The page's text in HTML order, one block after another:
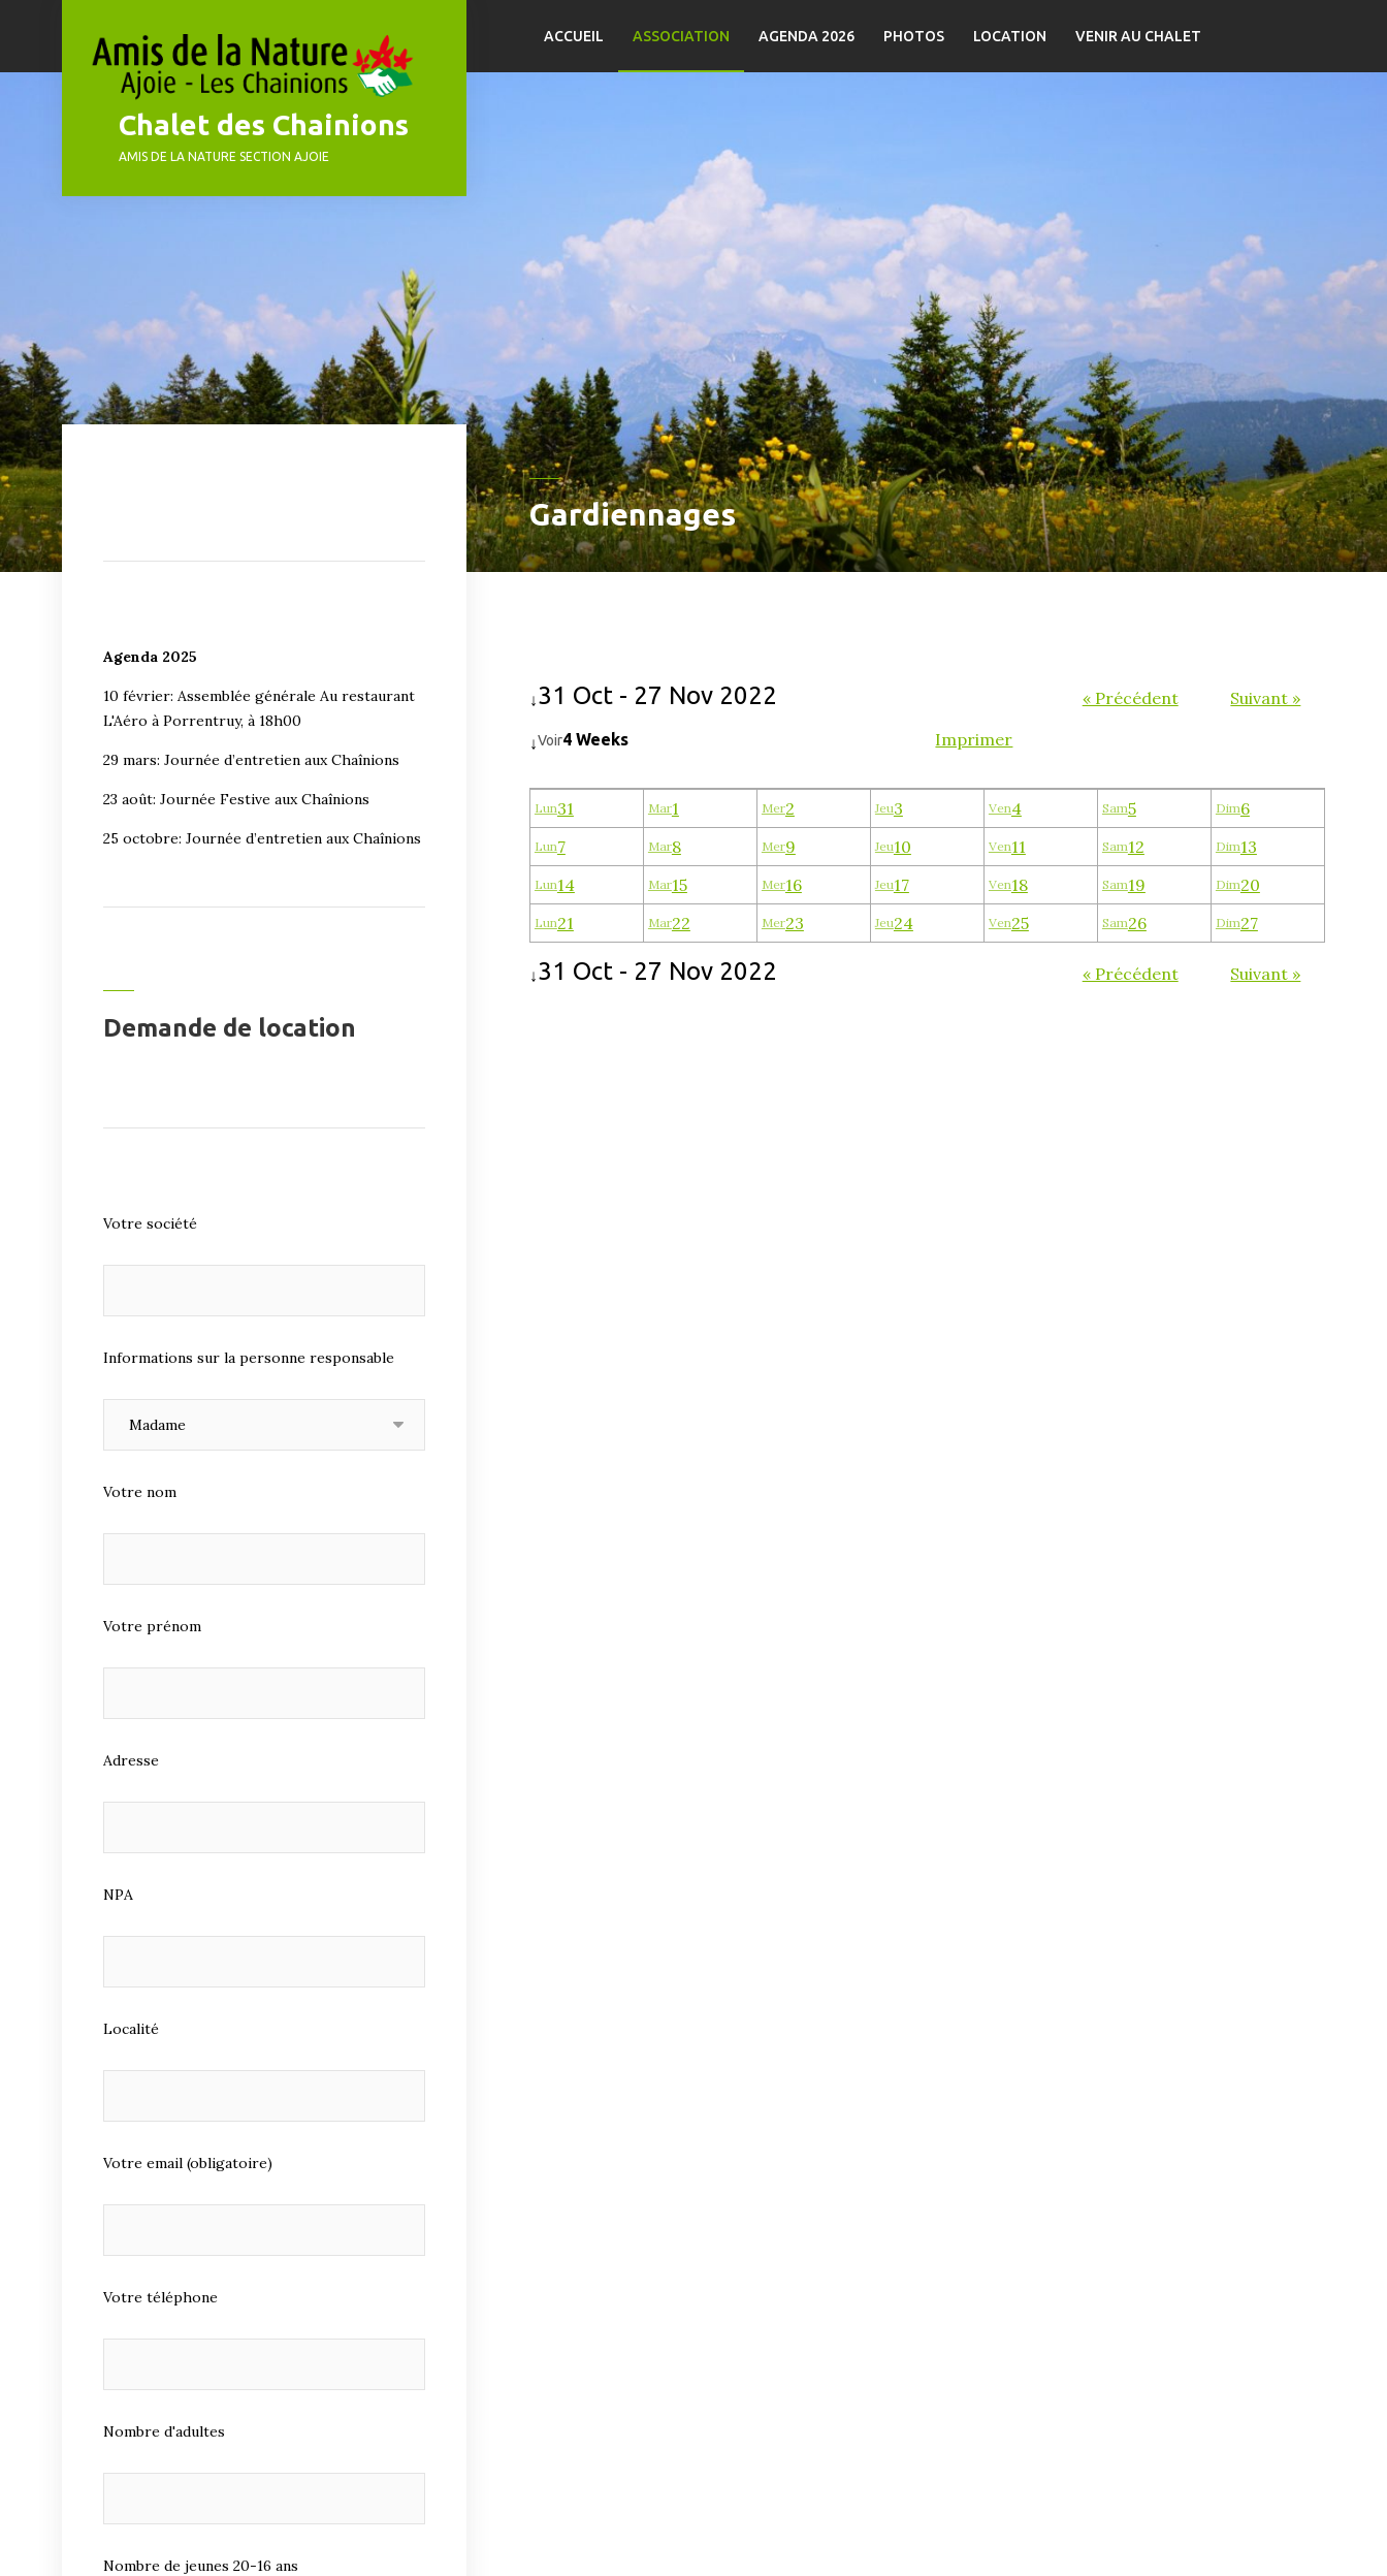
content
Chalet des Chainions
AMIS DE LA NATURE SECTION AJOIE
ACCUEIL ASSOCIATION AGENDA 2026 PHOTOS LOCATION VENIR AU CHALET
Gardiennages
↓31 Oct - 27 Nov 2022 « Précédent Suivant »
↓Voir4 Weeks Imprimer
Lun31 Mar1 Mer2 Jeu3 Ven4 Sam5 Dim6
Lun7 Mar8 Mer9 Jeu10 Ven11 Sam12 Dim13
Lun14 Mar15 Mer16 Jeu17 Ven18 Sam19 Dim20
Lun21 Mar22 Mer23 Jeu24 Ven25 Sam26 Dim27
↓31 Oct - 27 Nov 2022 « Précédent Suivant »
Agenda 2025
10 février: Assemblée générale Au restaurant
L'Aéro à Porrentruy, à 18h00
29 mars: Journée d’entretien aux Chaînions
23 août: Journée Festive aux Chaînions
25 octobre: Journée d’entretien aux Chaînions
Demande de location
Votre société
Informations sur la personne responsable
Votre nom
Votre prénom
Adresse
NPA
Localité
Votre email (obligatoire)
Votre téléphone
Nombre d'adultes
Nombre de jeunes 20-16 ans